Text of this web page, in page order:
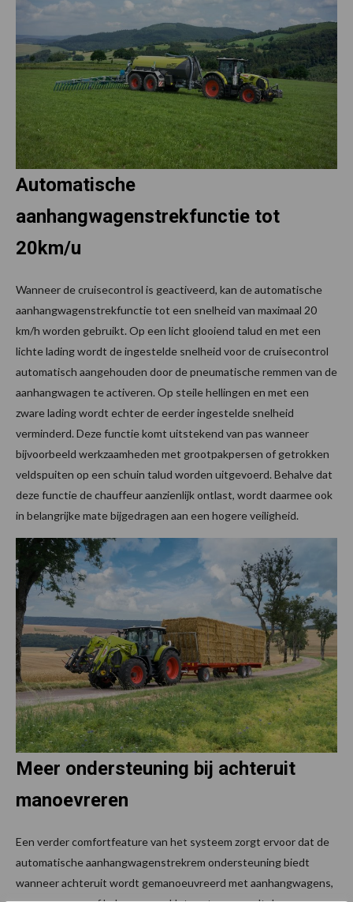
Automatische
aanhangwagenstrekfunctie tot
20km/u
Wanneer de cruisecontrol is geactiveerd, kan de automatische
aanhangwagenstrekfunctie tot een snelheid van maximaal 20
km/h worden gebruikt. Op een licht glooiend talud en met een
lichte lading wordt de ingestelde snelheid voor de cruisecontrol
automatisch aangehouden door de pneumatische remmen van de
aanhangwagen te activeren. Op steile hellingen en met een
zware lading wordt echter de eerder ingestelde snelheid
verminderd. Deze functie komt uitstekend van pas wanneer
bijvoorbeeld werkzaamheden met grootpakpersen of getrokken
veldspuiten op een schuin talud worden uitgevoerd. Behalve dat
deze functie de chauffeur aanzienlijk ontlast, wordt daarmee ook
in belangrijke mate bijgedragen aan een hogere veiligheid.
Meer ondersteuning bij achteruit
manoevreren
Een verder comfortfeature van het systeem zorgt ervoor dat de
automatische aanhangwagenstrekrem ondersteuning biedt
wanneer achteruit wordt gemanoeuvreerd met aanhangwagens,